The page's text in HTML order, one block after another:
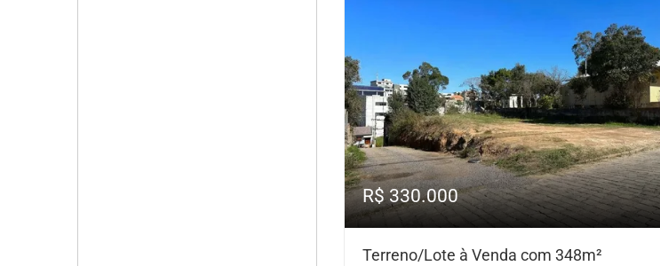
R$ 330.000
Terreno/Lote à Venda com 348m²